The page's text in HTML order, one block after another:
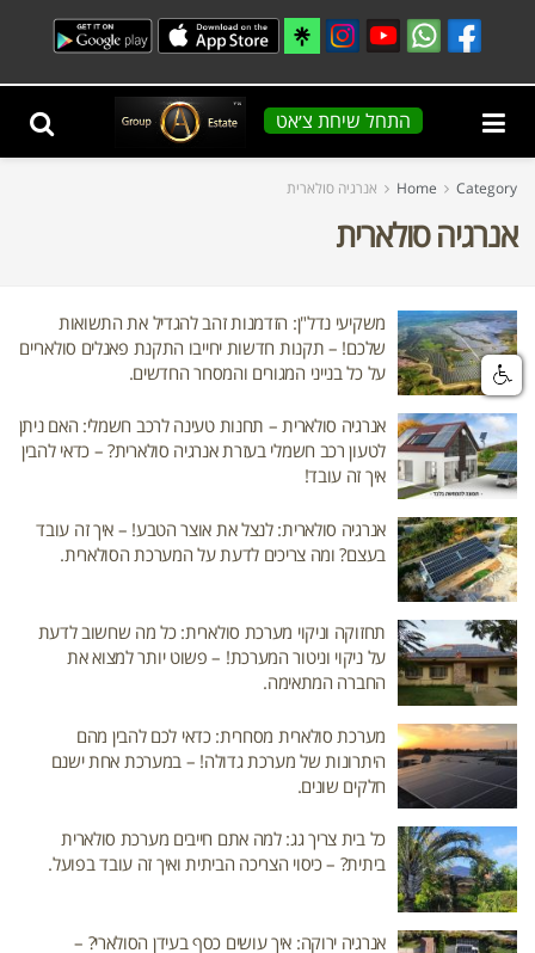
התחל שיחת צ׳אט
Home Category אנרגיה סולארית
אנרגיה סולארית
משקיעי נדל"ן: הזדמנות זהב להגדיל את התשואות
שלכם! – תקנות חדשות יחייבו התקנת פאנלים סולאריים
על כל בנייני המגורים והמסחר החדשים.
אנרגיה סולארית – תחנות טעינה לרכב חשמלי: האם ניתן
לטעון רכב חשמלי בעזרת אנרגיה סולארית? – כדאי להבין
איך זה עובד!
אנרגיה סולארית: לנצל את אוצר הטבע! – איך זה עובד
בעצם? ומה צריכים לדעת על המערכת הסולארית.
תחזוקה וניקוי מערכת סולארית: כל מה שחשוב לדעת
על ניקוי וניטור המערכת! – פשוט יותר למצוא את
החברה המתאימה.
מערכת סולארית מסחרית: כדאי לכם להבין מהם
היתרונות של מערכת גדולה! – במערכת אחת ישנם
חלקים שונים.
כל בית צריך גג: למה אתם חייבים מערכת סולארית
ביתית? – כיסוי הצריכה הביתית ואיך זה עובד בפועל.
אנרגיה ירוקה: איך עושים כסף בעידן הסולארי? –